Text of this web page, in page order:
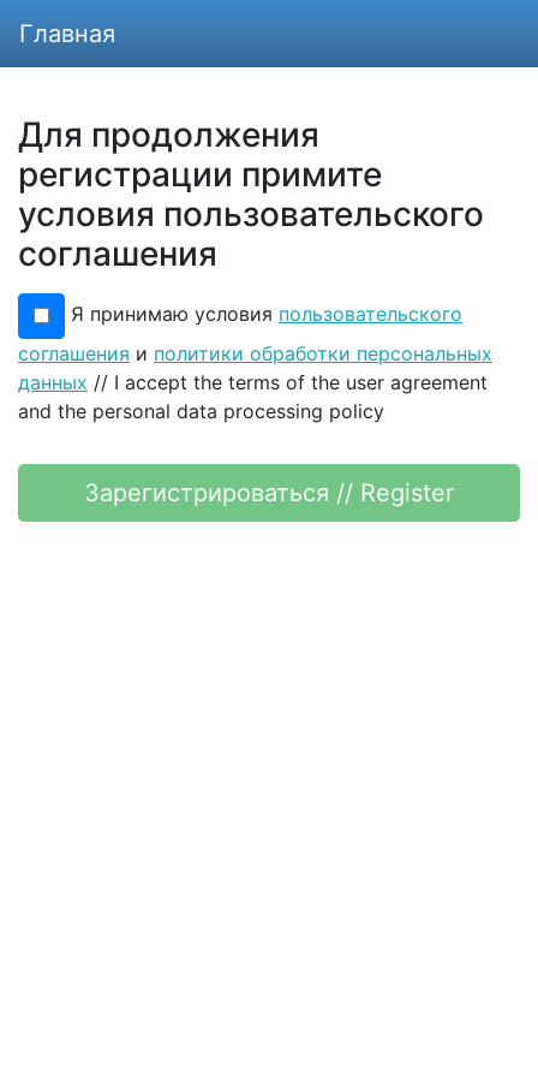
Главная
Для продолжения
регистрации примите
условия пользовательского
соглашения
Я принимаю условия пользовательского
соглашения и политики обработки персональных
данных // I accept the terms of the user agreement
and the personal data processing policy